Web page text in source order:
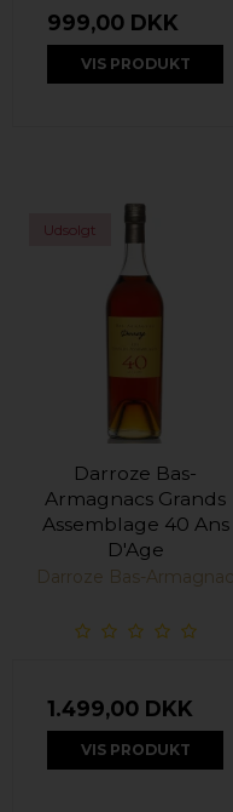
999,00 DKK
VIS PRODUKT
Udsolgt
Darroze Bas-
Armagnacs Grands
Assemblage 40 Ans
D'Age
Darroze Bas-Armagnac
1.499,00 DKK
VIS PRODUKT